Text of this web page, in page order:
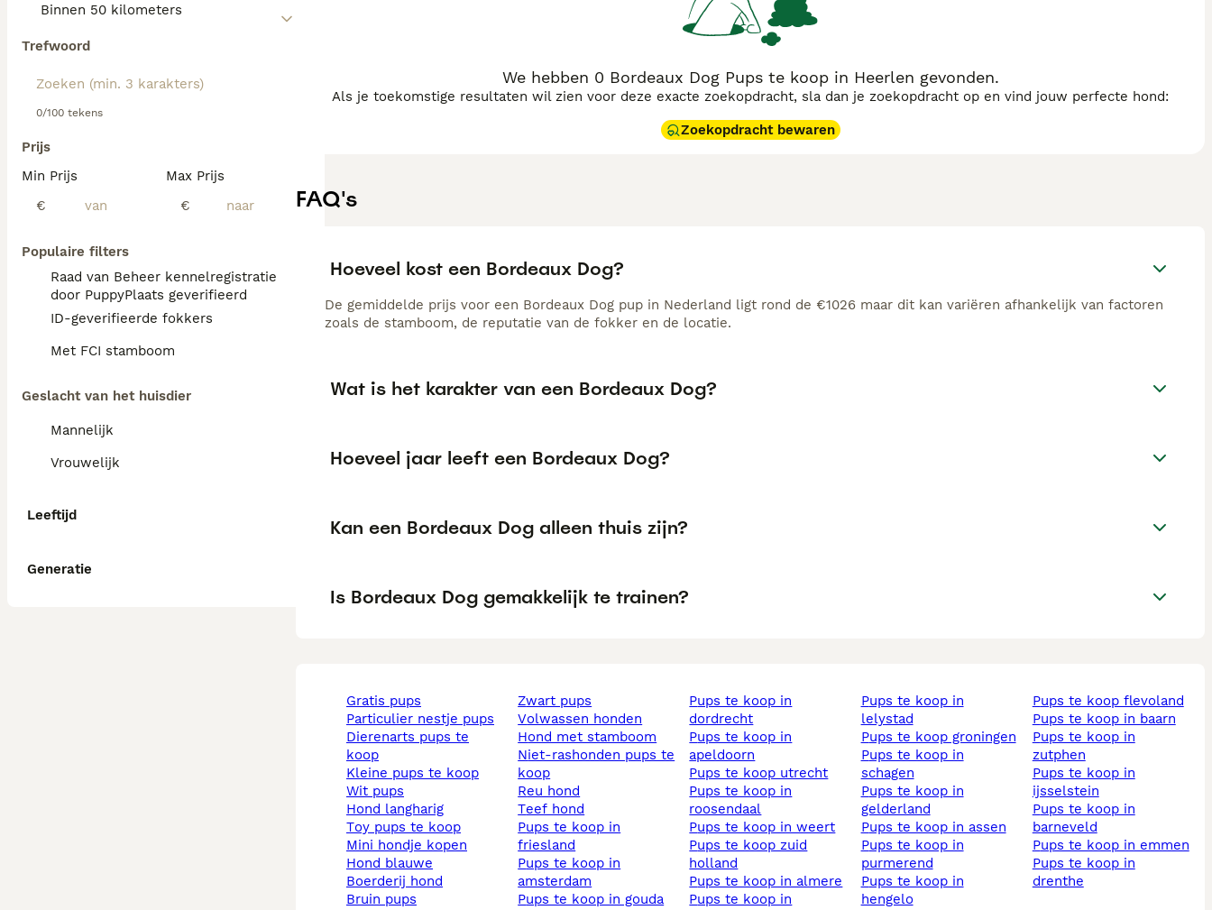
Trefwoord
0/100 tekens
Prijs
Min Prijs
€
Max Prijs
€
Populaire filters
Raad van Beheer kennelregistratie
door PuppyPlaats geverifieerd
ID-geverifieerde fokkers
Met FCI stamboom
Geslacht van het huisdier
Mannelijk
Vrouwelijk
Leeftijd
Generatie
We hebben 0 Bordeaux Dog Pups te koop in Heerlen gevonden.
Als je toekomstige resultaten wil zien voor deze exacte zoekopdracht, sla dan je zoekopdracht op en vind jouw perfecte hond:
Zoekopdracht bewaren
FAQ's
Hoeveel kost een Bordeaux Dog?
De gemiddelde prijs voor een Bordeaux Dog pup in Nederland ligt rond de €1026 maar dit kan variëren afhankelijk van factoren
zoals de stamboom, de reputatie van de fokker en de locatie.
Wat is het karakter van een Bordeaux Dog?
Hoeveel jaar leeft een Bordeaux Dog?
Kan een Bordeaux Dog alleen thuis zijn?
Is Bordeaux Dog gemakkelijk te trainen?
gratis pups
particulier nestje pups
dierenarts pups te
koop
kleine pups te koop
wit pups
hond langharig
toy pups te koop
mini hondje kopen
hond blauwe
boerderij hond
bruin pups
zwart pups
volwassen honden
hond met stamboom
niet-rashonden pups te
koop
reu hond
teef hond
pups te koop in
friesland
pups te koop in
amsterdam
pups te koop in gouda
pups te koop in
dordrecht
pups te koop in
apeldoorn
pups te koop utrecht
pups te koop in
roosendaal
pups te koop in weert
pups te koop zuid
holland
pups te koop in almere
pups te koop in
pups te koop in
lelystad
pups te koop groningen
pups te koop in
schagen
pups te koop in
gelderland
pups te koop in assen
pups te koop in
purmerend
pups te koop in
hengelo
pups te koop flevoland
pups te koop in baarn
pups te koop in
zutphen
pups te koop in
ijsselstein
pups te koop in
barneveld
pups te koop in emmen
pups te koop in
drenthe